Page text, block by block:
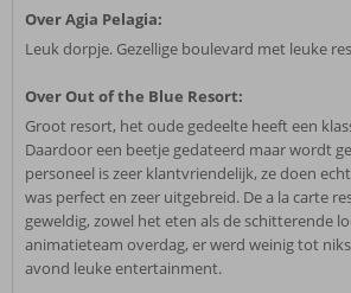
Over Agia Pelagia:
Leuk dorpje. Gezellige boulevard met leuke
Over Out of the Blue Resort:
Groot resort, het oude gedeelte heeft een
Daardoor een beetje gedateerd maar wordt
personeel is zeer klantvriendelijk, ze doen
was perfect en zeer uitgebreid. De a la carte
geweldig, zowel het eten als de schitterende
animatieteam overdag, er werd weinig tot
avond leuke entertainment.